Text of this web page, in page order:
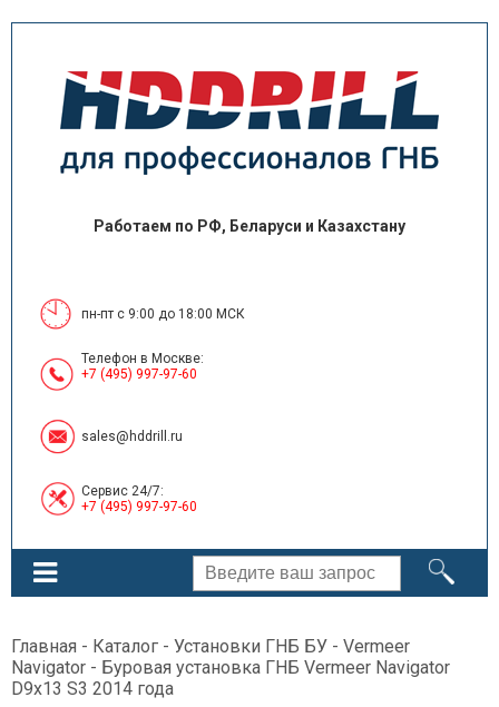
Работаем по РФ, Беларуси и Казахстану
пн-пт с 9:00 до 18:00 МСК
Телефон в Москве:
+7 (495) 997-97-60
sales@hddrill.ru
Сервис 24/7:
+7 (495) 997-97-60
Главная - Каталог - Установки ГНБ БУ - Vermeer
Navigator - Буровая установка ГНБ Vermeer Navigator
D9x13 S3 2014 года